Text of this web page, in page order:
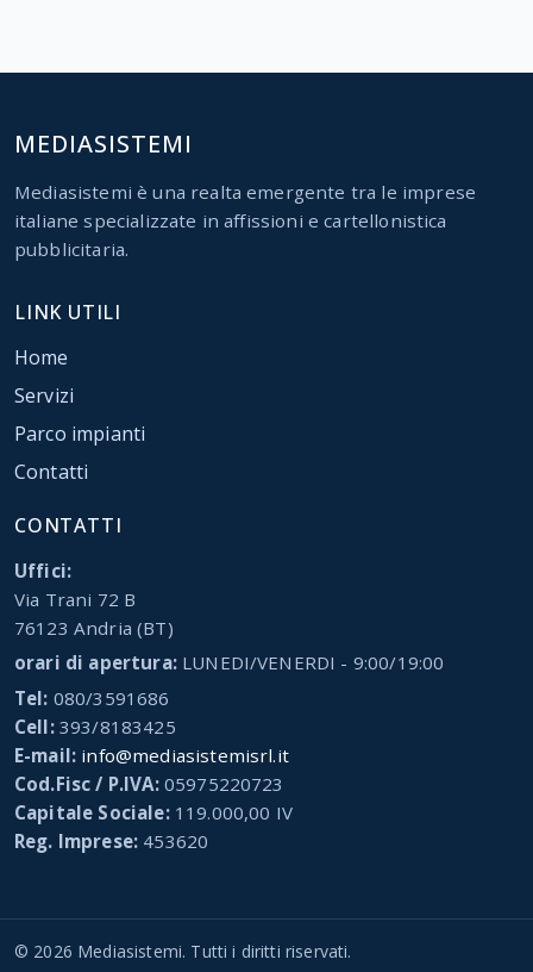
MEDIASISTEMI
Mediasistemi è una realta emergente tra le imprese
italiane specializzate in affissioni e cartellonistica
pubblicitaria.
LINK UTILI
Home
Servizi
Parco impianti
Contatti
CONTATTI
Uffici:
Via Trani 72 B
76123 Andria (BT)
orari di apertura:LUNEDI/VENERDI - 9:00/19:00
Tel: 080/3591686
Cell:393/8183425
E-mail: info@mediasistemisrl.it
Cod.Fisc / P.IVA:05975220723
Capitale Sociale:119.000,00 IV
Reg. Imprese: 453620
© 2026 Mediasistemi. Tutti i diritti riservati.